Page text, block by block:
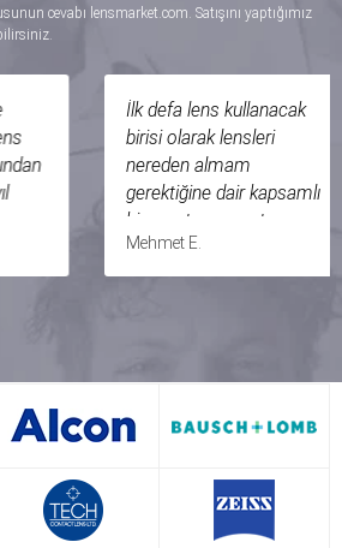
cevabı lensmarket.com. Satışını yaptığımız
ve
İlk defa lens kullanacak
birisi olarak lensleri
nereden almam
gerektiğine dair kapsamlı
bir araştırma yaptım ve
lensmarket.com sitesini
buldum. Daha ucuza
veriyor. Lensmarket bu
konuda en iyisi.
Siparişimi vermeden
soru sordum. Müşteri
Mehmet E.